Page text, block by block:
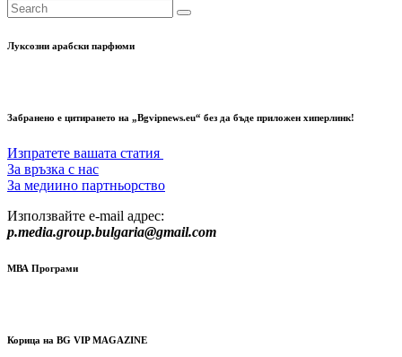
Луксозни арабски парфюми
Забранено е цитирането на „Bgvipnews.eu“ без да бъде приложен хиперлинк!
Изпратете вашата статия
За връзка с нас
За медиино партньорство
Използвайте e-mail адрес:
p.media.group.bulgaria@gmail.com
МВА Програми
Корица на BG VIP MAGAZINE